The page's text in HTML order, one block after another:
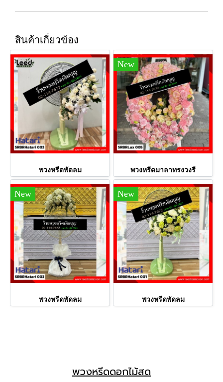
สินค้าเกี่ยวข้อง
พวงหรีดพัดลม
New
พวงหรีดมาลาทรงวงรี
New
พวงหรีดพัดลม
New
พวงหรีดพัดลม
พวงหรีดดอกไม้สด